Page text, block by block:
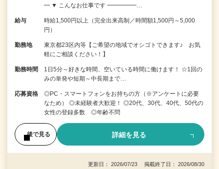
━ ▼ こんなお仕事です ━━━━━…
給与
時給1,500円以上（完全出来高制／時間額1,500円～5,000
円）
勤務地
東京都23区内等【ご希望の地域でオシゴトできます♪ お気
軽にご相談ください！】
勤務時間
1日5分～好きな時間、空いている時間に働けます！ ☆1回の
みの単発や短期～中長期まで…
応募資格
◎PC・スマートフォンをお持ちの方（※アンケートに必要
なため） ◎未経験者大歓迎！ ◎20代、30代、40代、50代の
女性の登録多数 ◎年齢不問
後で見る 詳細を見る
更新日： 2026/07/23 掲載終了日： 2026/08/30